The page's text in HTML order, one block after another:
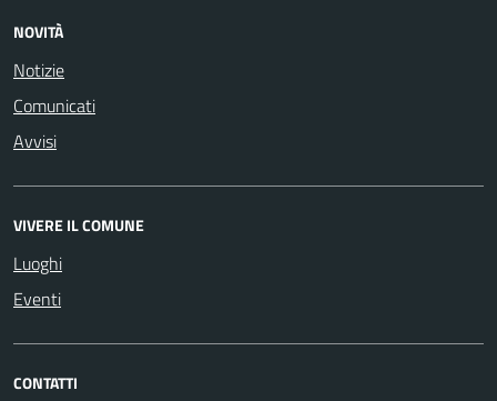
NOVITÀ
Notizie
Comunicati
Avvisi
VIVERE IL COMUNE
Luoghi
Eventi
CONTATTI